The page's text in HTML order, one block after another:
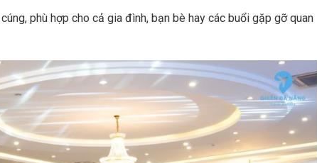
phù hợp cho cả gia đình, bạn bè hay các buổi gặp gỡ quan